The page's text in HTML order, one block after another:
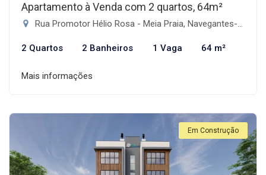
Apartamento à Venda com 2 quartos, 64m²
Rua Promotor Hélio Rosa - Meia Praia, Navegantes-SC
2 Quartos 2 Banheiros 1 Vaga 64 m²
Mais informações
Em Construção